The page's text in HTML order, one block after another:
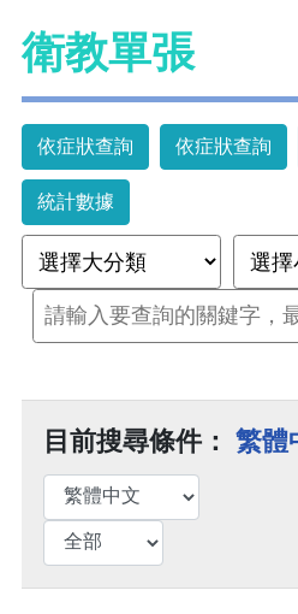
衛教單張
依症狀查詢 依症狀查詢
統計數據
目前搜尋條件： 繁體